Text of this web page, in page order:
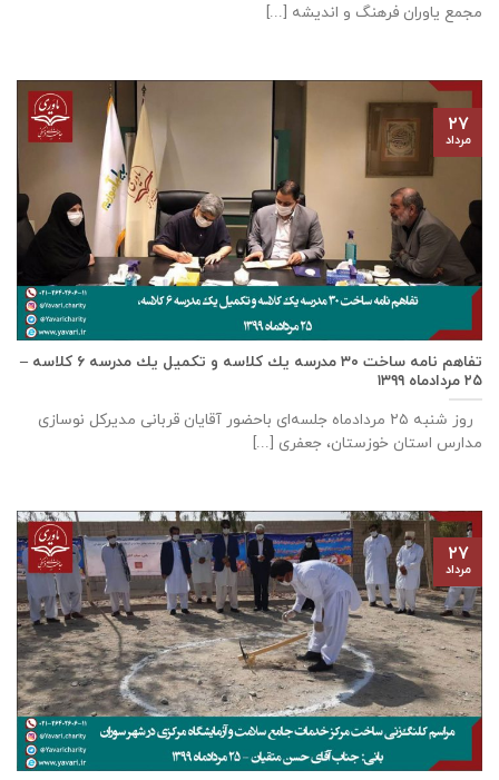
مجمع یاوران فرهنگ و اندیشه [...]
تفاهم نامه ساخت ٣٠ مدرسه يك كلاسه و تكميل يك مدرسه ٦ كلاسه –
۲۵ مردادماه ۱۳۹۹
روز شنبه ۲۵ مردادماه جلسه‌ای باحضور آقايان قربانی مديركل نوسازی
مدارس استان خوزستان، جعفری [...]
۲۷
مرداد
۲۷
مرداد